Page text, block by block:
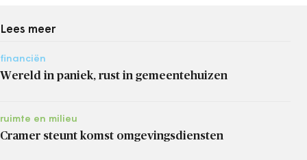
Lees meer
financiën
Wereld in paniek, rust in gemeentehuizen
ruimte en milieu
Cramer steunt komst omgevingsdiensten